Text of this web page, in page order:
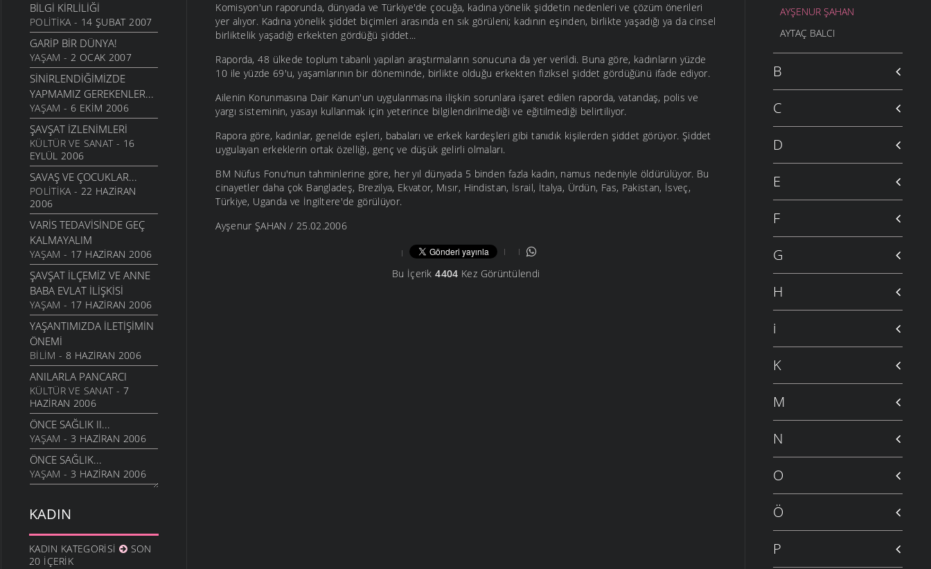
BILGI KIRLILIĞI
POLITIKA- 14 ŞUBAT 2007
GARIP BIR DÜNYA!
YAŞAM - 2 OCAK 2007
SINIRLENDIĞIMIZDE
YAPMAMIZ GEREKENLER...
YAŞAM - 6 EKIM 2006
ŞAVŞAT İZLENIMLERI
KÜLTÜR VE SANAT- 16
EYLÜL 2006
SAVAŞ VE ÇOCUKLAR...
POLITIKA- 22 HAZIRAN
2006
VARIS TEDAVISINDE GEÇ
KALMAYALIM
YAŞAM - 17 HAZIRAN 2006
ŞAVŞAT İLÇEMIZ VE ANNE
BABA EVLAT İLIŞKISI
YAŞAM - 17 HAZIRAN 2006
YAŞANTIMIZDA İLETIŞIMIN
ÖNEMI
BILIM - 8 HAZIRAN 2006
ANILARLA PANCARCI
KÜLTÜR VE SANAT- 7
HAZIRAN 2006
ÖNCE SAĞLIK II...
YAŞAM - 3 HAZIRAN 2006
ÖNCE SAĞLIK...
YAŞAM - 3 HAZIRAN 2006
İNSANI CANINDAN EDIYOR
YAŞAM- 30 MAYIS 2006
GRIPTEN SONRA
KADIN
KADIN KATEGORISI
SON
20 İÇERIK
Komisyon'un raporunda, dünyada ve Türkiye'de çocuğa, kadına yönelik şiddetin nedenleri ve çözüm önerileri
yer alıyor. Kadına yönelik şiddet biçimleri arasında en sık görüleni; kadının eşinden, birlikte yaşadığı ya da cinsel
birliktelik yaşadığı erkekten gördüğü şiddet...
Raporda, 48 ülkede toplum tabanlı yapılan araştırmaların sonucuna da yer verildi. Buna göre, kadınların yüzde
10 ile yüzde 69'u, yaşamlarının bir döneminde, birlikte olduğu erkekten fiziksel şiddet gördüğünü ifade ediyor.
Ailenin Korunmasına Dair Kanun'un uygulanmasına ilişkin sorunlara işaret edilen raporda, vatandaş, polis ve
yargı sisteminin, yasayı kullanmak için yeterince bilgilendirilmediği ve eğitilmediği belirtiliyor.
Rapora göre, kadınlar, genelde eşleri, babaları ve erkek kardeşleri gibi tanıdık kişilerden şiddet görüyor. Şiddet
uygulayan erkeklerin ortak özelliği, genç ve düşük gelirli olmaları.
BM Nüfus Fonu'nun tahminlerine göre, her yıl dünyada 5 binden fazla kadın, namus nedeniyle öldürülüyor. Bu
cinayetler daha çok Bangladeş, Brezilya, Ekvator, Mısır, Hindistan, İsrail, İtalya, Ürdün, Fas, Pakistan, İsveç,
Türkiye, Uganda ve İngiltere'de görülüyor.
Ayşenur ŞAHAN / 25.02.2006
Bu İçerik4404 Kez Görüntülendi
AYŞENUR ŞAHAN
AYTAÇ BALCI
B
C
D
E
F
G
H
i
K
M
N
O
Ö
P